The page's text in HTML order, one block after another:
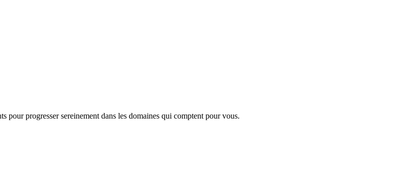
pour progresser sereinement dans les domaines qui comptent pour vous.